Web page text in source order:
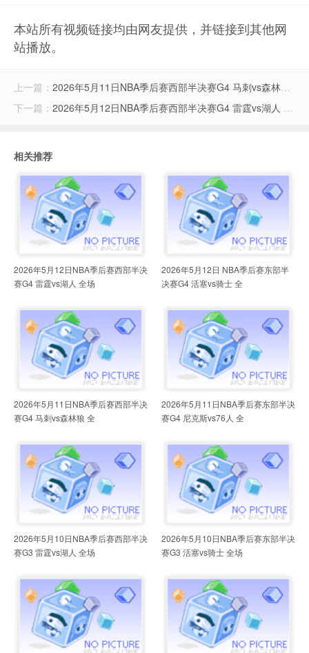
本站所有视频链接均由网友提供，并链接到其他网
站播放。
上一篇： 2026年5月11日NBA季后赛西部半决赛G4 马刺vs森林狼 全场录像
下一篇： 2026年5月12日NBA季后赛西部半决赛G4 雷霆vs湖人 全场录像
相关推荐
2026年5月12日NBA季后赛西部半决
赛G4 雷霆vs湖人 全场
2026年5月12日 NBA季后赛东部半
决赛G4 活塞vs骑士 全
2026年5月11日NBA季后赛西部半决
赛G4 马刺vs森林狼 全
2026年5月11日NBA季后赛东部半决
赛G4 尼克斯vs76人 全
2026年5月10日NBA季后赛西部半决
赛G3 雷霆vs湖人 全场
2026年5月10日NBA季后赛东部半决
赛G3 活塞vs骑士 全场